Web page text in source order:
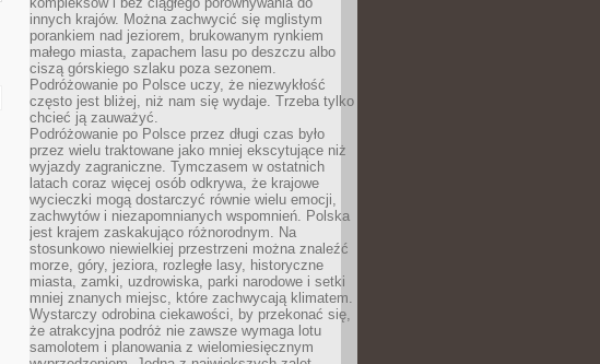
innych krajów. Można zachwycić się mglistym
porankiem nad jeziorem, brukowanym rynkiem
małego miasta, zapachem lasu po deszczu albo
ciszą górskiego szlaku poza sezonem.
Podróżowanie po Polsce uczy, że niezwykłość
często jest bliżej, niż nam się wydaje. Trzeba tylko
chcieć ją zauważyć.
Podróżowanie po Polsce przez długi czas było
przez wielu traktowane jako mniej ekscytujące niż
wyjazdy zagraniczne. Tymczasem w ostatnich
latach coraz więcej osób odkrywa, że krajowe
wycieczki mogą dostarczyć równie wielu emocji,
zachwytów i niezapomnianych wspomnień. Polska
jest krajem zaskakująco różnorodnym. Na
stosunkowo niewielkiej przestrzeni można znaleźć
morze, góry, jeziora, rozległe lasy, historyczne
miasta, zamki, uzdrowiska, parki narodowe i setki
mniej znanych miejsc, które zachwycają klimatem.
Wystarczy odrobina ciekawości, by przekonać się,
że atrakcyjna podróż nie zawsze wymaga lotu
samolotem i planowania z wielomiesięcznym